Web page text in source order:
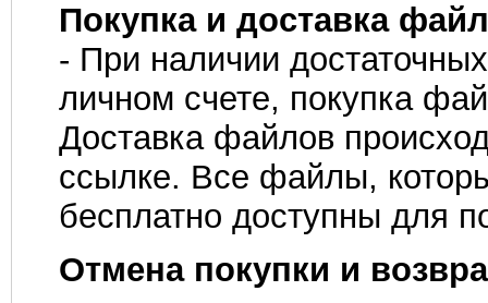
Покупка и доставка
- При наличии
личном счете, покупка
Доставка файлов
ссылке. Все файлы,
бесплатно доступны для
Отмена покупки и